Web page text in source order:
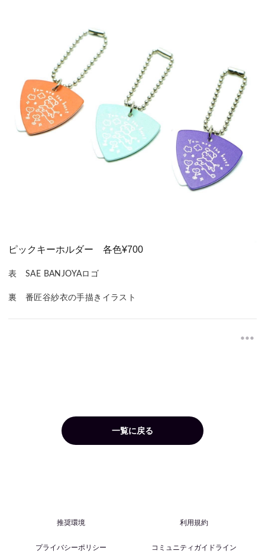
ピックキーホルダー 各色¥700
表　SAE BANJOYAロゴ
裏　番匠谷紗衣の手描きイラスト
一覧に戻る
推奨環境 利用規約
プライバシーポリシー コミュニティガイドライン